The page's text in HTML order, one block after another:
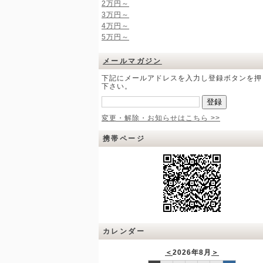
2万円～
3万円～
4万円～
5万円～
メールマガジン
下記にメールアドレスを入力し登録ボタンを
下さい。
変更・解除・お知らせはこちら >>
携帯ページ
カレンダー
＜ 2026年8月 ＞